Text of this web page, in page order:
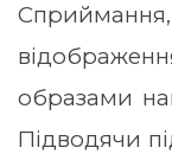
образами
Підводячи